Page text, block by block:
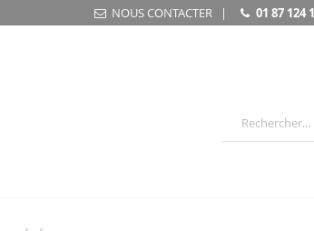
NOUS CONTACTER | 01 87 124